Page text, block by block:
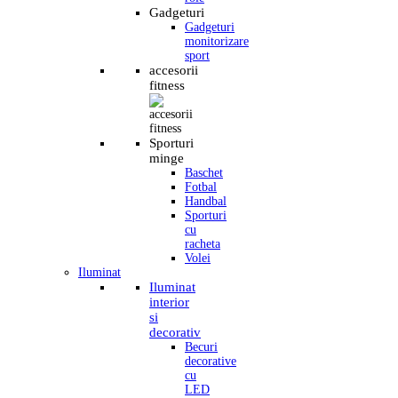
Gadgeturi
Gadgeturi
monitorizare
sport
accesorii
fitness
Sporturi
minge
Baschet
Fotbal
Handbal
Sporturi
cu
racheta
Volei
Iluminat
Iluminat
interior
si
decorativ
Becuri
decorative
cu
LED